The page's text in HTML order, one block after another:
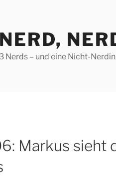
NERD,
3 Nerds – und eine Nicht-Nerdin
Markus sieht